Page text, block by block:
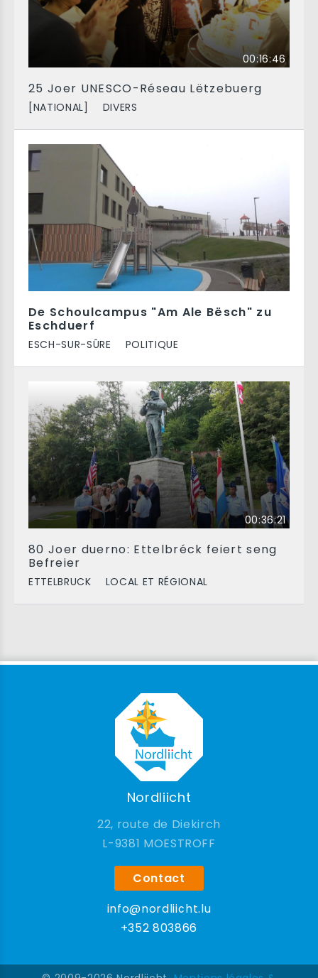
00:16:46
25 Joer UNESCO-Réseau Lëtzebuerg
[NATIONAL] DIVERS
De Schoulcampus "Am Ale Bësch" zu
Eschduerf
ESCH-SUR-SÛRE POLITIQUE
00:36:21
80 Joer duerno: Ettelbréck feiert seng
Befreier
ETTELBRUCK LOCAL ET RÉGIONAL
Nordliicht
22, route de Diekirch
9381 MOESTROFF
Contact
info@nordliicht.lu
+352 803866